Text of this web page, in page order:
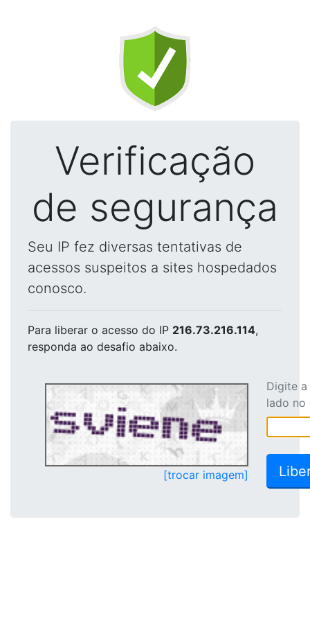
Verificação
de segurança
Seu IP fez diversas tentativas de
acessos suspeitos a sites hospedados
conosco.
Para liberar o acesso do IP 216.73.216.114,
responda ao desafio abaixo.
[trocar imagem]
Digite
lado no